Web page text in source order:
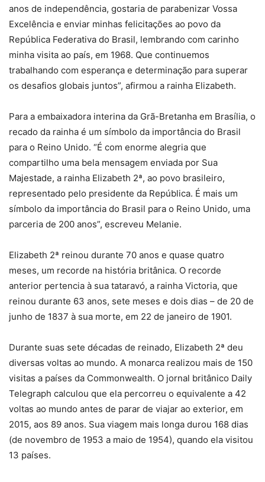
anos de independência, gostaria de parabenizar Vossa
Excelência e enviar minhas felicitações ao povo da
República Federativa do Brasil, lembrando com carinho
minha visita ao país, em 1968. Que continuemos
trabalhando com esperança e determinação para superar
os desafios globais juntos”, afirmou a rainha Elizabeth.
Para a embaixadora interina da Grã-Bretanha em Brasília, o
recado da rainha é um símbolo da importância do Brasil
para o Reino Unido. “É com enorme alegria que
compartilho uma bela mensagem enviada por Sua
Majestade, a rainha Elizabeth 2ª, ao povo brasileiro,
representado pelo presidente da República. É mais um
símbolo da importância do Brasil para o Reino Unido, uma
parceria de 200 anos”, escreveu Melanie.
Elizabeth 2ª reinou durante 70 anos e quase quatro
meses, um recorde na história britânica. O recorde
anterior pertencia à sua tataravó, a rainha Victoria, que
reinou durante 63 anos, sete meses e dois dias – de 20 de
junho de 1837 à sua morte, em 22 de janeiro de 1901.
Durante suas sete décadas de reinado, Elizabeth 2ª deu
diversas voltas ao mundo. A monarca realizou mais de 150
visitas a países da Commonwealth. O jornal britânico Daily
Telegraph calculou que ela percorreu o equivalente a 42
voltas ao mundo antes de parar de viajar ao exterior, em
2015, aos 89 anos. Sua viagem mais longa durou 168 dias
(de novembro de 1953 a maio de 1954), quando ela visitou
13 países.